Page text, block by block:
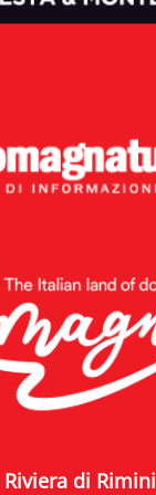
di Rimini